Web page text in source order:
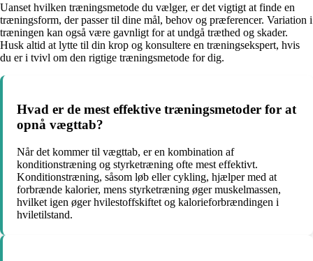
Uanset hvilken træningsmetode du vælger, er det vigtigt at finde en
træningsform, der passer til dine mål, behov og præferencer. Variation i
træningen kan også være gavnligt for at undgå træthed og skader.
Husk altid at lytte til din krop og konsultere en træningsekspert, hvis
du er i tvivl om den rigtige træningsmetode for dig.
Hvad er de mest effektive træningsmetoder for at
opnå vægttab?
Når det kommer til vægttab, er en kombination af
konditionstræning og styrketræning ofte mest effektivt.
Konditionstræning, såsom løb eller cykling, hjælper med at
forbrænde kalorier, mens styrketræning øger muskelmassen,
hvilket igen øger hvilestoffskiftet og kalorieforbrændingen i
hviletilstand.